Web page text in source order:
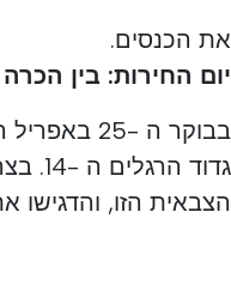
את הכנסים.
יום החירות: בין
בבוקר ה -
גדוד
הצבאית הזו,